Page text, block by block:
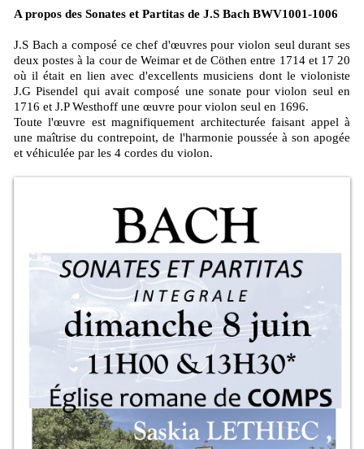
A propos des Sonates et Partitas de J.S Bach BWV1001-1006
J.S Bach a composé ce chef d'œuvres pour violon seul durant ses
deux postes à la cour de Weimar et de Cöthen entre 1714 et 17 20
où il était en lien avec d'excellents musiciens dont le violoniste
J.G Pisendel qui avait composé une sonate pour violon seul en
1716 et J.P Westhoff une œuvre pour violon seul en 1696.
Toute l'œuvre est magnifiquement architecturée faisant appel à
une maîtrise du contrepoint, de l'harmonie poussée à son apogée
et véhiculée par les 4 cordes du violon.